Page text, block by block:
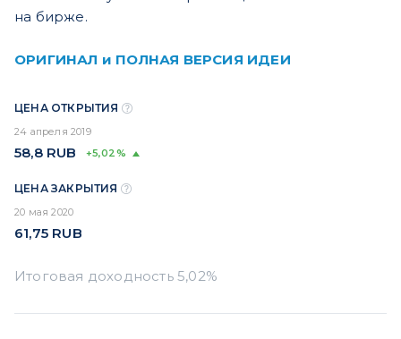
на бирже.
ОРИГИНАЛ и ПОЛНАЯ ВЕРСИЯ ИДЕИ
ЦЕНА ОТКРЫТИЯ
24 апреля 2019
58,8 RUB +5,02%
ЦЕНА ЗАКРЫТИЯ
20 мая 2020
61,75 RUB